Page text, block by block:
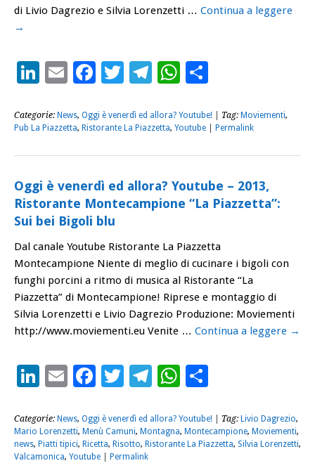
di Livio Dagrezio e Silvia Lorenzetti … Continua a leggere
→
LinkedIn
EmailFacebook
Twitter
Telegram
WhatsApp
Categorie: News, Oggi è venerdì ed allora? Youtube! | Tag: Moviementi,
Pub La Piazzetta, Ristorante La Piazzetta, Youtube Permalink
Oggi è venerdì ed allora? Youtube – 2013,
Ristorante Montecampione “La Piazzetta”:
Sui bei Bigoli blu
Dal canale Youtube Ristorante La Piazzetta
Montecampione Niente di meglio di cucinare i bigoli con
funghi porcini a ritmo di musica al Ristorante “La
Piazzetta” di Montecampione! Riprese e montaggio di
Silvia Lorenzetti e Livio Dagrezio Produzione: Moviementi
http://www.moviementi.eu Venite … Continua a leggere →
LinkedIn
EmailFacebook
Twitter
Telegram
WhatsApp
Categorie: News, Oggi è venerdì ed allora? Youtube! | Tag: Livio Dagrezio,
Mario Lorenzetti, Menù Camuni, Montagna, Montecampione, Moviementi,
news, Piatti tipici, Ricetta, Risotto, Ristorante La Piazzetta, Silvia Lorenzetti,
Valcamonica, Youtube Permalink